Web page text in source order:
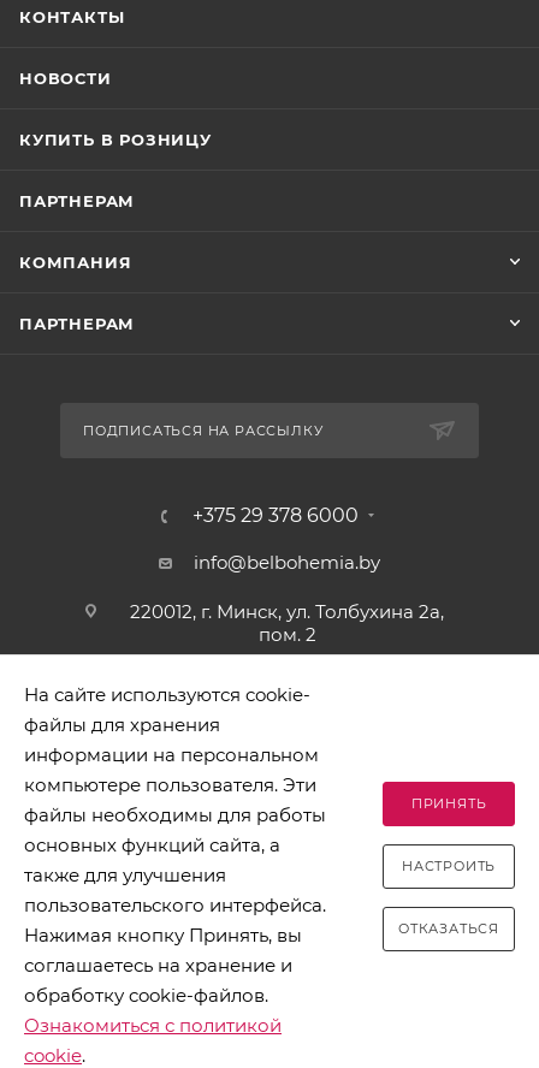
КОНТАКТЫ
НОВОСТИ
КУПИТЬ В РОЗНИЦУ
ПАРТНЕРАМ
КОМПАНИЯ
ПАРТНЕРАМ
ПОДПИСАТЬСЯ НА РАССЫЛКУ
+375 29 378 6000
info@belbohemia.by
220012, г. Минск, ул. Толбухина 2а,
пом. 2
2026 © БЕЛБОГЕМИЯ (c). Оптовая торговля посудой и
хозяйственными товарами. Адрес: 220012, г. Минск, ул.
Толбухина 2а, пом. 2, телефон 8-017-378-60-00
Разработано в Clickmedia
На сайте используются cookie-
файлы для хранения
информации на персональном
компьютере пользователя. Эти
файлы необходимы для работы
основных функций сайта, а
также для улучшения
пользовательского интерфейса.
Нажимая кнопку Принять, вы
соглашаетесь на хранение и
обработку cookie-файлов.
Ознакомиться с политикой
cookie.
ПРИНЯТЬ
НАСТРОИТЬ
ОТКАЗАТЬСЯ